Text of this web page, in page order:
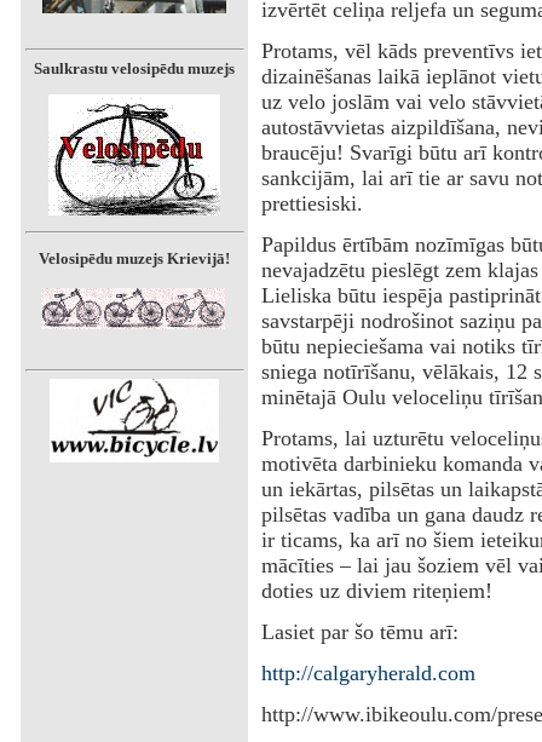
Saulkrastu velosipēdu muzejs
Velosipēdu muzejs Krievijā!
izvērtēt celiņa reljefa un
‌Protams, vēl kāds preventīvs
dizainēšanas laikā ieplānot
uz velo joslām vai velo
autostāvvietas aizpildīšana,
braucēju! Svarīgi būtu arī
sankcijām, lai arī tie ar savu
prettiesiski.
‌Papildus ērtībām nozīmīgas
nevajadzētu pieslēgt zem
Lieliska būtu iespēja
savstarpēji nodrošinot saziņu
būtu nepieciešama vai notiks
sniega notīrīšanu, vēlākais, 12
minētajā Oulu veloceliņu
‌Protams, lai uzturētu
motivēta darbinieku komanda
un iekārtas, pilsētas un
pilsētas vadība un gana daudz
ir ticams, ka arī no šiem
mācīties – lai jau šoziem vēl
doties uz diviem riteņiem!
‌Lasiet par šo tēmu arī:
http://calgaryherald.com
‌http://www.ibikeoulu.com/